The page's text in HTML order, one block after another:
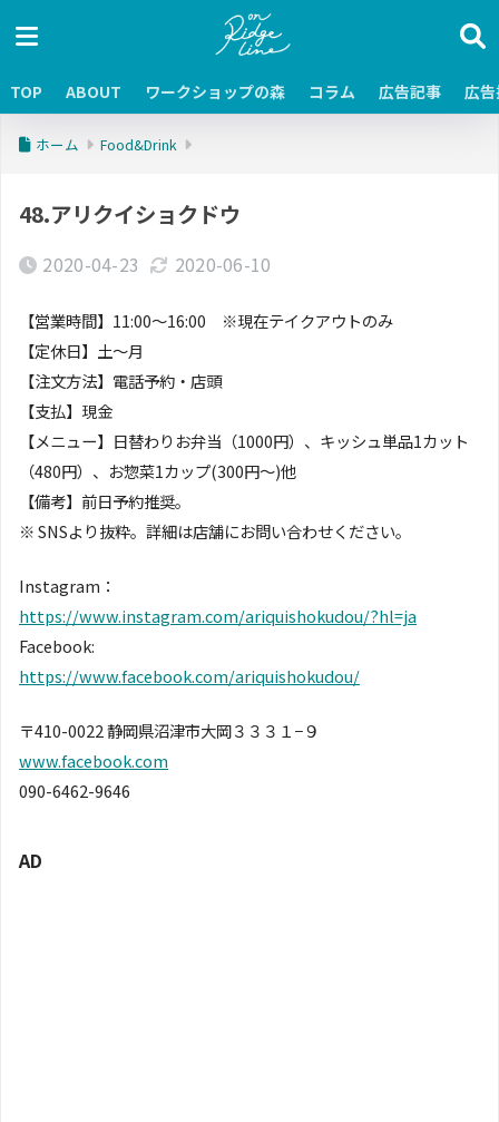
TOP ABOUT ワークショップの森 コラム 広告記事 広
ホーム Food&Drink
48.アリクイショクドウ
2020-04-23 2020-06-10
【営業時間】11:00〜16:00 ※現在テイクアウトのみ
【定休日】土〜月
【注文方法】電話予約・店頭
【支払】現金
【メニュー】日替わりお弁当（1000円）、キッシュ単品1カット
（480円）、お惣菜1カップ(300円〜)他
【備考】前日予約推奨。
※ SNSより抜粋。詳細は店舗にお問い合わせください。
Instagram：
https://www.instagram.com/ariquishokudou/?hl=ja
Facebook:
https://www.facebook.com/ariquishokudou/
〒410-0022 静岡県沼津市大岡３３３１−９
www.facebook.com
090-6462-9646
AD